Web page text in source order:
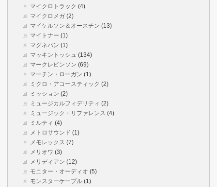
マイクロトラック (4)
マイクロメガ (2)
マイケルソン＆オースチン (13)
マイトナー (1)
マグネパン (1)
マッキントッシュ (134)
マークレビンソン (69)
マーチン・ローガン (1)
ミクロ・アコースティック (2)
ミッション (2)
ミュージカルフィデリティ (2)
ミュージック・リファレンス (4)
ミルティ (4)
メトロサウンド (1)
メモレックス (7)
メリオワ (3)
メリディアン (12)
モニター・オーディオ (5)
モンスターケーブル (1)